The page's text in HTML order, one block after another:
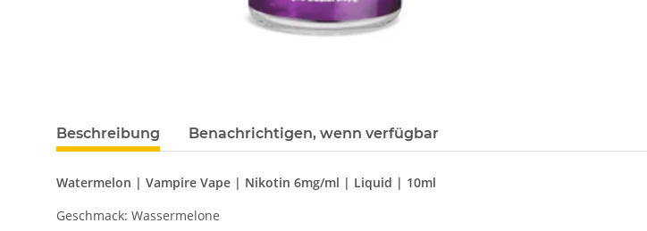
Beschreibung Benachrichtigen, wenn verfügbar
Watermelon | Vampire Vape | Nikotin 6mg/ml | Liquid | 10ml
Geschmack: Wassermelone